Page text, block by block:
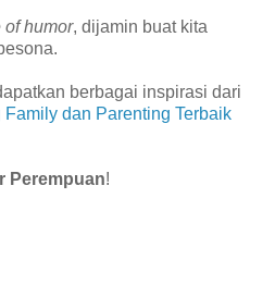
of humor, dijamin buat kita
berbagai inspirasi dari
Family dan Parenting Terbaik
Perempuan!